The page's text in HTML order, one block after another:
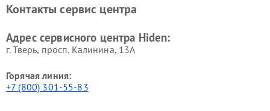
Контакты сервис центра
Адрес сервисного центра Hiden:
г. Тверь, просп. Калинина, 13А
Горячая линия:
+7 (800) 301-55-83